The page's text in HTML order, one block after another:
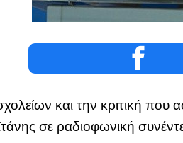
και την κριτική
σε ραδιοφωνική